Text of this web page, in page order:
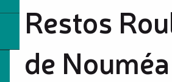
Restos
de Nouméa